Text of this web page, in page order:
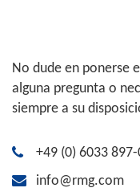
No dude en ponerse
alguna pregunta o
siempre a su
+49 (0) 6033
info@rmg.com